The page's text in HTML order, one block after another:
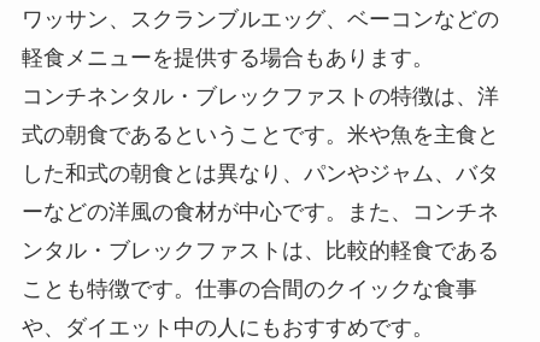
ワッサン、スクランブルエッグ、ベーコンなどの
軽食メニューを提供する場合もあります。
コンチネンタル・ブレックファストの特徴は、洋
式の朝食であるということです。米や魚を主食と
した和式の朝食とは異なり、パンやジャム、バタ
ーなどの洋風の食材が中心です。また、コンチネ
ンタル・ブレックファストは、比較的軽食である
ことも特徴です。仕事の合間のクイックな食事
や、ダイエット中の人にもおすすめです。